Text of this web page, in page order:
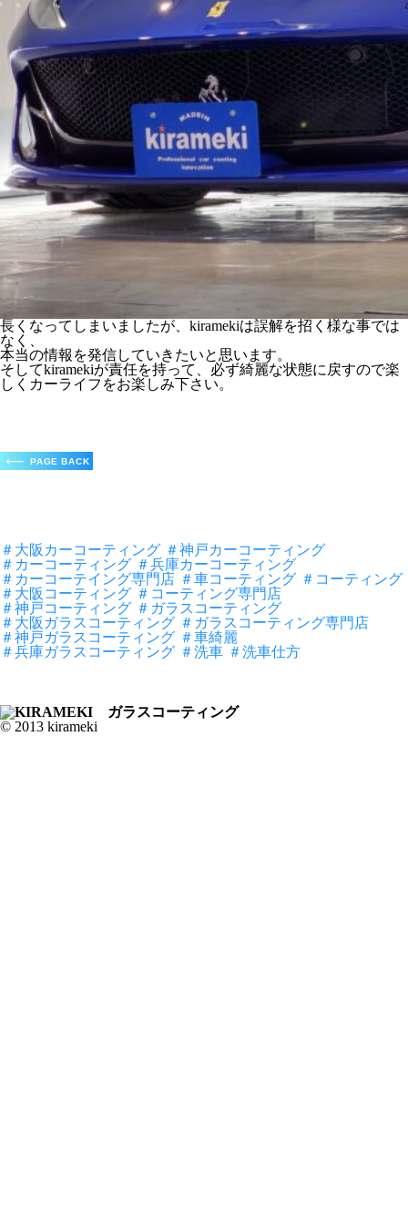
長くなってしまいましたが、kiramekiは誤解を招く様な事では
なく、
本当の情報を発信していきたいと思います。
そしてkiramekiが責任を持って、必ず綺麗な状態に戻すので楽
しくカーライフをお楽しみ下さい。
＃大阪カーコーティング ＃神戸カーコーティング
＃カーコーティング ＃兵庫カーコーティング
＃カーコーテイング専門店 ＃車コーティング ＃コーティング
＃大阪コーティング ＃コーティング専門店
＃神戸コーティング ＃ガラスコーティング
＃大阪ガラスコーティング ＃ガラスコーティング専門店
＃神戸ガラスコーティング ＃車綺麗
＃兵庫ガラスコーティング ＃洗車 ＃洗車仕方
© 2013 kirameki